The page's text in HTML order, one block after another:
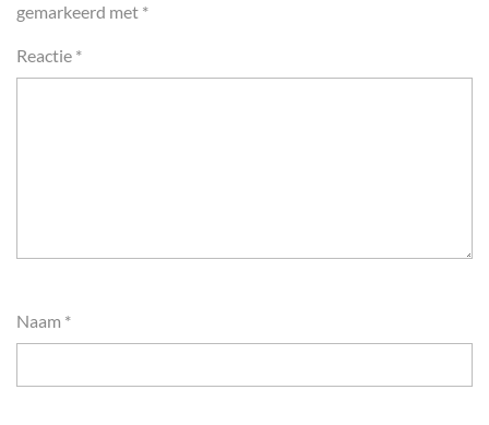
gemarkeerd met *
Reactie *
Naam *